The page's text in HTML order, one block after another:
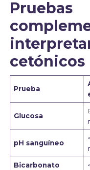
Pruebas
cetónicos
Prueba
Glucosa
pH sanguíneo
Bicarbonato